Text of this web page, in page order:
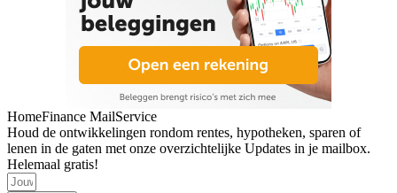
HomeFinance MailService
Houd de ontwikkelingen rondom rentes, hypotheken, sparen of
lenen in de gaten met onze overzichtelijke Updates in je mailbox.
Helemaal gratis!